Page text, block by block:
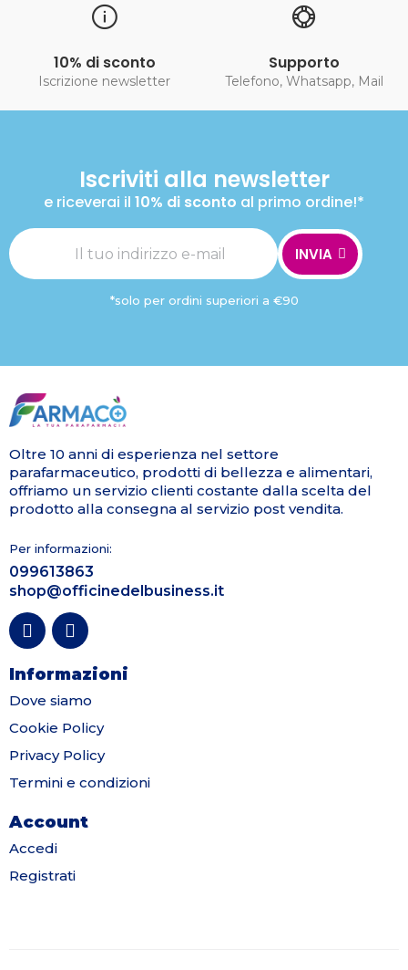
10% di sconto
Iscrizione newsletter
Supporto
Telefono, Whatsapp, Mail
Iscriviti alla newsletter
e riceverai il 10% di sconto al primo ordine!*
INVIA
*solo per ordini superiori a €90
Oltre 10 anni di esperienza nel settore
parafarmaceutico, prodotti di bellezza e alimentari,
offriamo un servizio clienti costante dalla scelta del
prodotto alla consegna al servizio post vendita.
Per informazioni:
099613863
shop@officinedelbusiness.it
Informazioni
Dove siamo
Cookie Policy
Privacy Policy
Termini e condizioni
Account
Accedi
Registrati